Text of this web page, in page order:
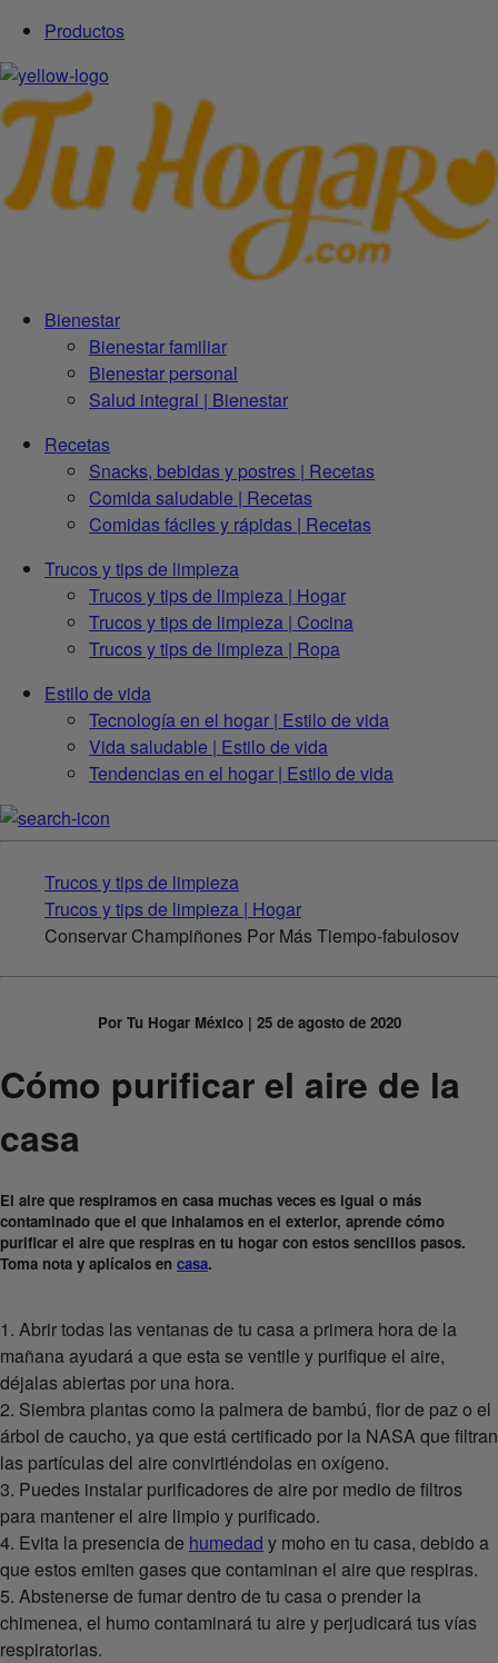
Productos
Bienestar
Bienestar familiar
Bienestar personal
Salud integral | Bienestar
Recetas
Snacks, bebidas y postres | Recetas
Comida saludable | Recetas
Comidas fáciles y rápidas | Recetas
Trucos y tips de limpieza
Trucos y tips de limpieza | Hogar
Trucos y tips de limpieza | Cocina
Trucos y tips de limpieza | Ropa
Estilo de vida
Tecnología en el hogar | Estilo de vida
Vida saludable | Estilo de vida
Tendencias en el hogar | Estilo de vida
Trucos y tips de limpieza
Trucos y tips de limpieza | Hogar
Conservar Champiñones Por Más Tiempo-fabulosov
Por Tu Hogar México | 25 de agosto de 2020
Cómo purificar el aire de la
casa
El aire que respiramos en casa muchas veces es igual o más
contaminado que el que inhalamos en el exterior, aprende cómo
purificar el aire que respiras en tu hogar con estos sencillos pasos.
Toma nota y aplícalos en casa.
1. Abrir todas las ventanas de tu casa a primera hora de la
mañana ayudará a que esta se ventile y purifique el aire,
déjalas abiertas por una hora.
2. Siembra plantas como la palmera de bambú, flor de paz o el
árbol de caucho, ya que está certificado por la NASA que filtran
las partículas del aire convirtiéndolas en oxígeno.
3. Puedes instalar purificadores de aire por medio de filtros
para mantener el aire limpio y purificado.
4. Evita la presencia de humedad y moho en tu casa, debido a
que estos emiten gases que contaminan el aire que respiras.
5. Abstenerse de fumar dentro de tu casa o prender la
chimenea, el humo contaminará tu aire y perjudicará tus vías
respiratorias.